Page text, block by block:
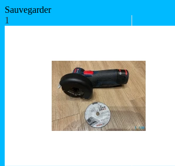
Sauvegarder
1